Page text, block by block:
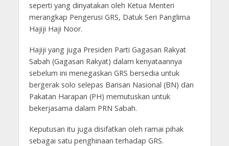
seperti yang dinyatakan oleh Ketua Menteri
merangkap Pengerusi GRS, Datuk Seri Panglima
Hajiji Haji Noor.
Hajiji yang juga Presiden Parti Gagasan Rakyat
Sabah (Gagasan Rakyat) dalam kenyataannya
sebelum ini menegaskan GRS bersedia untuk
bergerak solo selepas Barisan Nasional (BN) dan
Pakatan Harapan (PH) memutuskan untuk
bekerjasama dalam PRN Sabah.
Keputusan itu juga disifatkan oleh ramai pihak
sebagai satu penghinaan terhadap GRS.